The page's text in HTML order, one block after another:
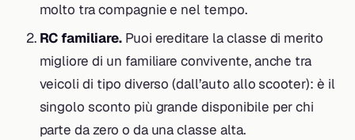
molto tra compagnie e nel tempo.
RC familiare.Puoi ereditare la classe di merito
migliore di un familiare convivente, anche tra
veicoli di tipo diverso (dall’auto allo scooter): è il
singolo sconto più grande disponibile per chi
parte da zero o da una classe alta.